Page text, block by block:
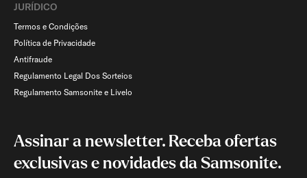
JURÍDICO
Termos e Condições
Política de Privacidade
Antifraude
Regulamento Legal Dos Sorteios
Regulamento Samsonite e Livelo
Assinar a newsletter. Receba ofertas
exclusivas e novidades da Samsonite.